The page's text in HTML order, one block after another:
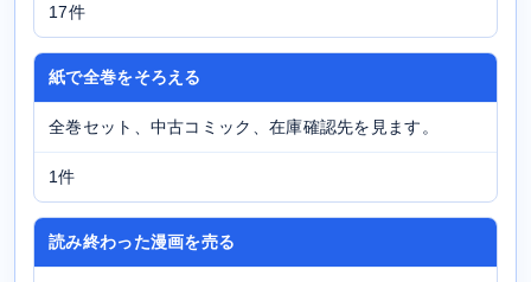
17件
紙で全巻をそろえる
全巻セット、中古コミック、在庫確認先を見ます。
1件
読み終わった漫画を売る